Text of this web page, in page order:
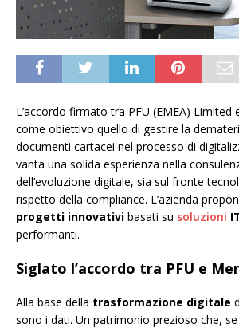
L’accordo firmato tra PFU (EMEA) Limited
come obiettivo quello di gestire la
documenti cartacei nel processo di
vanta una solida esperienza nella
dell’evoluzione digitale, sia sul fronte
rispetto della compliance. L’azienda
progetti innovativi basati su soluzioni
performanti.
Siglato l’accordo tra PFU e
Alla base della trasformazione digitale
sono i dati. Un patrimonio prezioso che,